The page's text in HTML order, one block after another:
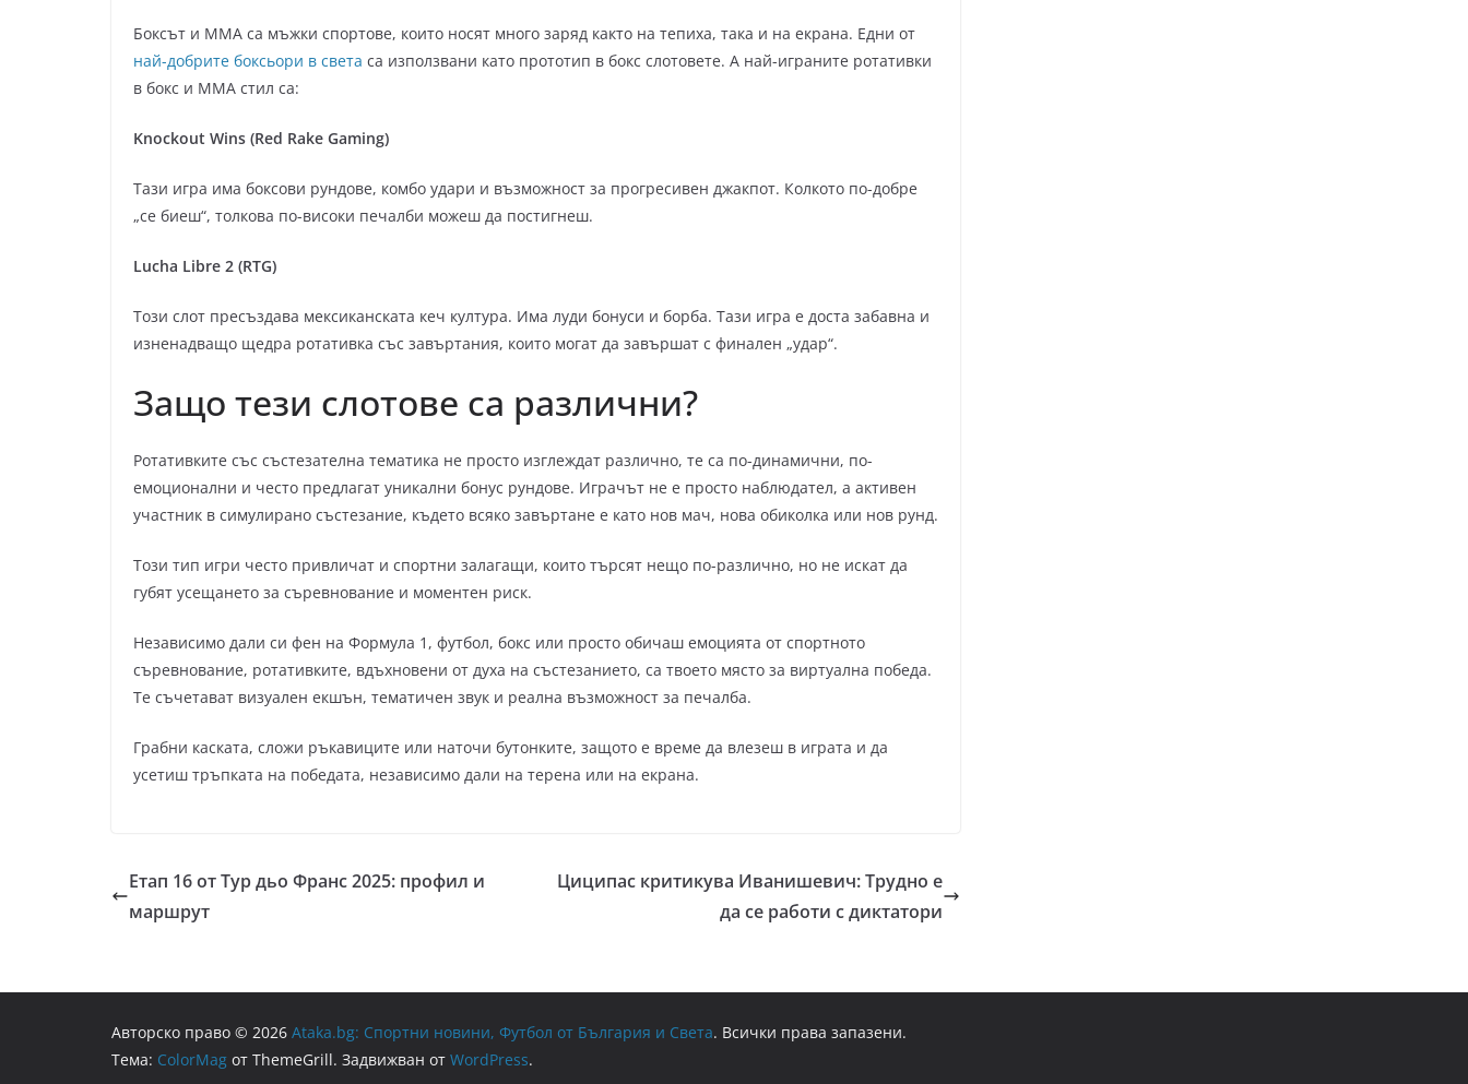
Боксът и ММА са мъжки спортове, които носят много заряд както на тепиха, така и на екрана. Едни от
най-добрите боксьори в света са използвани като прототип в бокс слотовете. А най-играните ротативки
в бокс и ММА стил са:
Knockout Wins (Red Rake Gaming)
Тази игра има боксови рундове, комбо удари и възможност за прогресивен джакпот. Колкото по-добре
„се биеш“, толкова по-високи печалби можеш да постигнеш.
Lucha Libre 2 (RTG)
Този слот пресъздава мексиканската кеч култура. Има луди бонуси и борба. Тази игра е доста забавна и
изненадващо щедра ротативка със завъртания, които могат да завършат с финален „удар“.
Защо тези слотове са различни?
Ротативките със състезателна тематика не просто изглеждат различно, те са по-динамични, по-
емоционални и често предлагат уникални бонус рундове. Играчът не е просто наблюдател, а активен
участник в симулирано състезание, където всяко завъртане е като нов мач, нова обиколка или нов рунд.
Този тип игри често привличат и спортни залагащи, които търсят нещо по-различно, но не искат да
губят усещането за съревнование и моментен риск.
Независимо дали си фен на Формула 1, футбол, бокс или просто обичаш емоцията от спортното
съревнование, ротативките, вдъхновени от духа на състезанието, са твоето място за виртуална победа.
Те съчетават визуален екшън, тематичен звук и реална възможност за печалба.
Грабни каската, сложи ръкавиците или наточи бутонките, защото е време да влезеш в играта и да
усетиш тръпката на победата, независимо дали на терена или на екрана.
Етап 16 от Тур дьо Франс 2025: профил и
маршрут
Циципас критикува Иванишевич: Трудно е
да се работи с диктатори
Авторско право © 2026 Ataka.bg: Спортни новини, Футбол от България и Света. Всички права запазени.
Тема: ColorMag от ThemeGrill. Задвижван от WordPress.